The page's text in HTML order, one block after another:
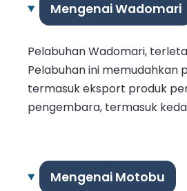
Mengenai Wadomari
Pelabuhan Wadomari,
Pelabuhan ini memudahkan
termasuk eksport produk
pengembara, termasuk
Mengenai Motobu